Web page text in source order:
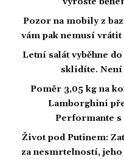
Pozor na mobily z
vám pak nemusí
Letní salát vyběhne
sklidíte. Není
Poměr 3,05 kg na
Lamborghini
Performante
Život pod Putinem:
za nesmrtelností,